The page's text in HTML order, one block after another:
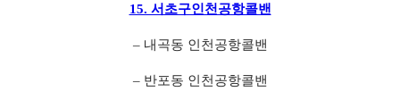
15. 서초구인천공항콜밴
– 내곡동 인천공항콜밴
– 반포동 인천공항콜밴